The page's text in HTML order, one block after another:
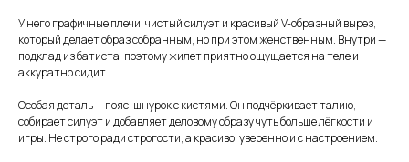
У него графичные плечи, чистый силуэт и красивый V-образный вырез,
который делает образ собранным, но при этом женственным. Внутри —
подклад из батиста, поэтому жилет приятно ощущается на теле и
аккуратно сидит.
Особая деталь — пояс-шнурок с кистями. Он подчёркивает талию,
собирает силуэт и добавляет деловому образу чуть больше лёгкости и
игры. Не строго ради строгости, а красиво, уверенно и с настроением.